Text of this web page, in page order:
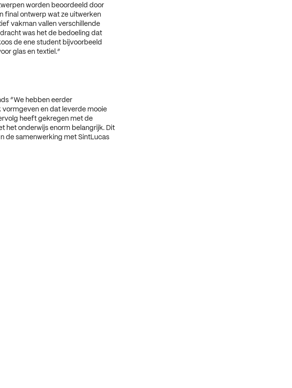
worden beoordeeld door
final ontwerp wat ze uitwerken
vakman vallen verschillende
was het de bedoeling dat
de ene student bijvoorbeeld
glas en textiel.”
“We hebben eerder
en dat leverde mooie
heeft gekregen met de
het onderwijs enorm belangrijk. Dit
de samenwerking met SintLucas